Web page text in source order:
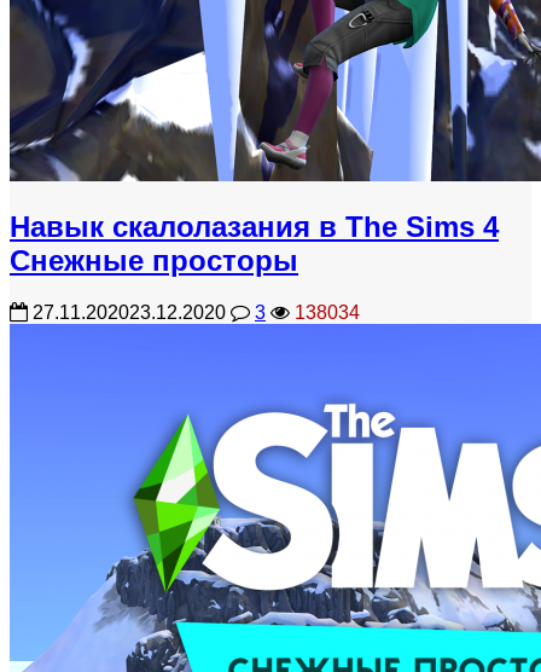
Навык скалолазания в The Sims 4
Снежные просторы
27.11.202023.12.2020 3 138034